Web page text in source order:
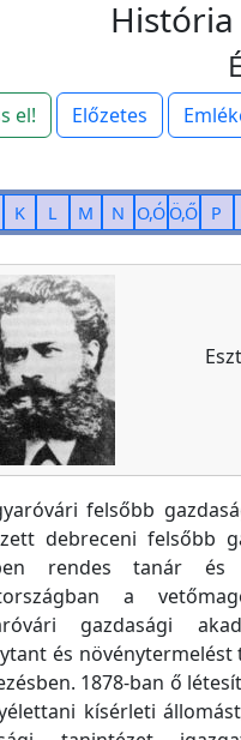
el! Előzetes
K L M N O,Ó Ö,Ő P
felsőbb
debreceni felsőbb
ben rendes tanár
a
gazdasági
és
1878-ban ő
kísérleti